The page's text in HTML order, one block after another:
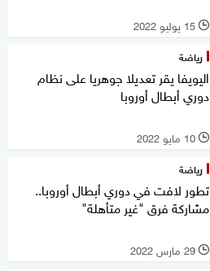
l 15 يوليو 2022
رياضة
اليويفا يقر تعديلا جوهريا على نظام
دوري أبطال أوروبا
l 10 مايو 2022
رياضة
تطور لافت في دوري أبطال أوروبا..
مشاركة فرق "غير متأهلة"
l 29 مارس 2022